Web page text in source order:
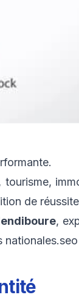
de
,
nationales.seo